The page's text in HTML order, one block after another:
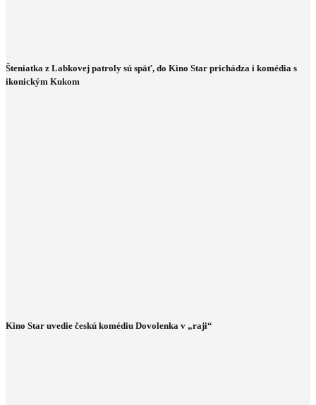
Šteniatka z Labkovej patroly sú späť, do Kino Star prichádza i komédia s
ikonickým Kukom
Kino Star uvedie českú komédiu Dovolenka v „raji“